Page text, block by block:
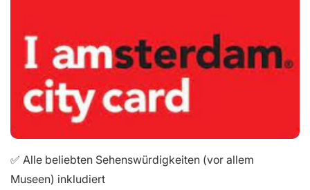
✅ Alle beliebten Sehenswürdigkeiten (vor allem
Museen) inkludiert